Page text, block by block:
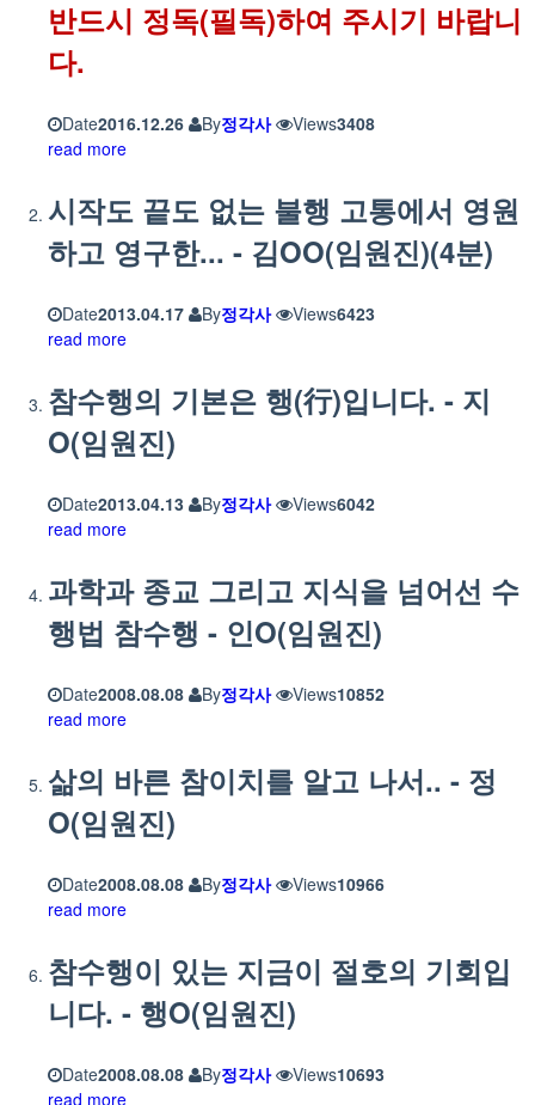
반드시 정독(필독)하여 주시기 바랍니
다.
Date2016.12.26 By정각사 Views3408
read more
시작도 끝도 없는 불행 고통에서 영원
하고 영구한... - 김OO(임원진)(4분)
Date2013.04.17 By정각사 Views6423
read more
참수행의 기본은 행(行)입니다. - 지
O(임원진)
Date2013.04.13 By정각사 Views6042
read more
과학과 종교 그리고 지식을 넘어선 수
행법 참수행 - 인O(임원진)
Date2008.08.08 By정각사 Views10852
read more
삶의 바른 참이치를 알고 나서.. - 정
O(임원진)
Date2008.08.08 By정각사 Views10966
read more
참수행이 있는 지금이 절호의 기회입
니다. - 행O(임원진)
Date2008.08.08 By정각사 Views10693
read more